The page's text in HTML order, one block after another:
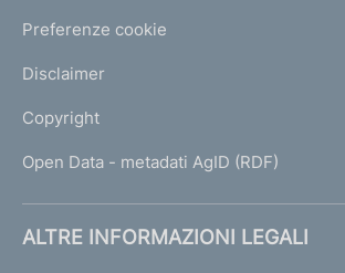
Preferenze cookie
Disclaimer
Copyright
Open Data - metadati AgID (RDF)
ALTRE INFORMAZIONI LEGALI